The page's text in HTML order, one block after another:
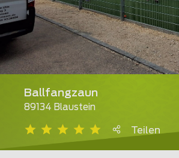
Ballfangzaun
89134 Blaustein
Teilen